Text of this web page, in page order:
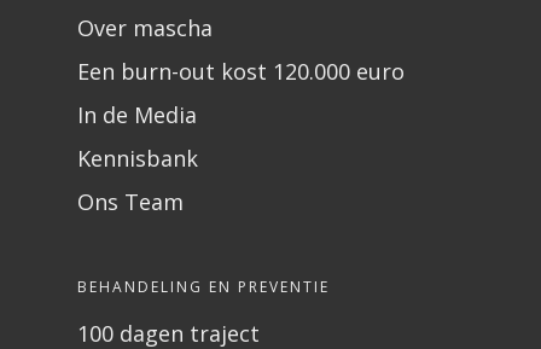
Over mascha
Een burn-out kost 120.000 euro
In de Media
Kennisbank
Ons Team
BEHANDELING EN PREVENTIE
100 dagen traject